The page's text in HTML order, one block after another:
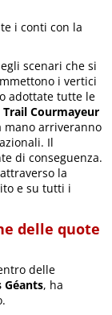
i conti con la
scenari che si
i vertici
adottate tutte le
Trail Courmayeur
mano arriveranno
Il
di conseguenza.
la
e su tutti i
delle quote
delle
Géants, ha